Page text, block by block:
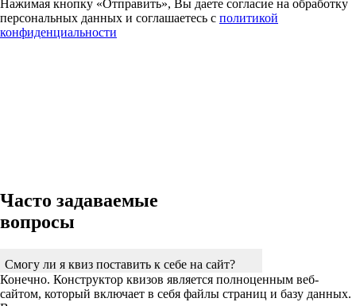
Нажимая кнопку «Отправить», Вы даете согласие на обработку
персональных данных и соглашаетесь с политикой
конфиденциальности
Часто задаваемые
вопросы
Смогу ли я квиз поставить к себе на сайт?
Конечно. Конструктор квизов является полноценным веб-
сайтом, который включает в себя файлы страниц и базу данных.